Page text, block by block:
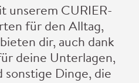
unserem CURIER-
für den Alltag,
dir, auch dank
deine Unterlagen,
sonstige Dinge, die